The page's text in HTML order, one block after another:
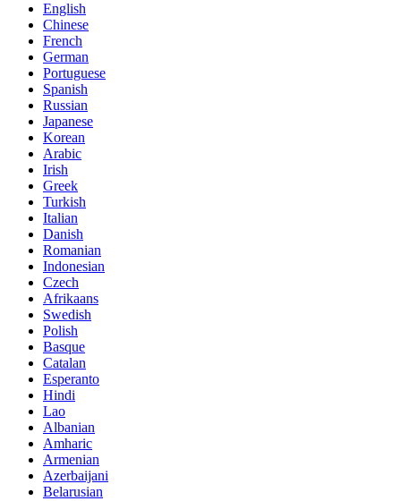
English
Chinese
French
German
Portuguese
Spanish
Russian
Japanese
Korean
Arabic
Irish
Greek
Turkish
Italian
Danish
Romanian
Indonesian
Czech
Afrikaans
Swedish
Polish
Basque
Catalan
Esperanto
Hindi
Lao
Albanian
Amharic
Armenian
Azerbaijani
Belarusian